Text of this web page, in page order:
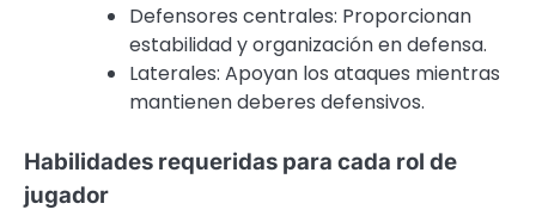
Defensores centrales: Proporcionan
estabilidad y organización en defensa.
Laterales: Apoyan los ataques mientras
mantienen deberes defensivos.
Habilidades requeridas para cada rol de
jugador